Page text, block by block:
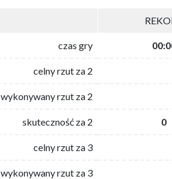
czas gry
celny rzut za 2
wykonywany rzut za 2
skuteczność za 2 0
celny rzut za 3
wykonywany rzut za 3